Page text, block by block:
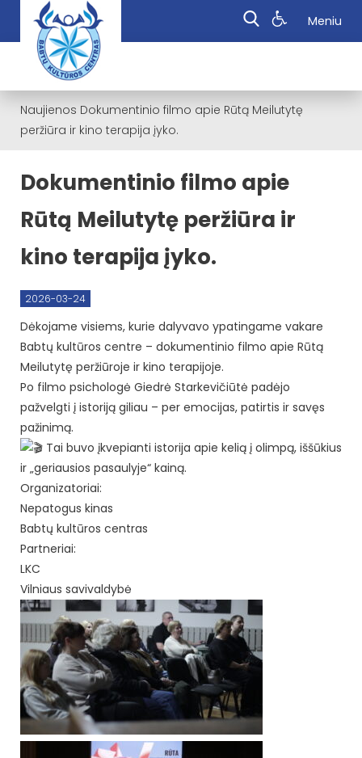
Meniu
Naujienos Dokumentinio filmo apie Rūtą Meilutytę
peržiūra ir kino terapija įyko.
Dokumentinio filmo apie
Rūtą Meilutytę peržiūra ir
kino terapija įyko.
2026-03-24
Dėkojame visiems, kurie dalyvavo ypatingame vakare
Babtų kultūros centre – dokumentinio filmo apie Rūtą
Meilutytę peržiūroje ir kino terapijoje.
Po filmo psichologė Giedrė Starkevičiūtė padėjo
pažvelgti į istoriją giliau – per emocijas, patirtis ir savęs
pažinimą.
Tai buvo įkvepianti istorija apie kelią į olimpą, iššūkius
ir „geriausios pasaulyje“ kainą.
Organizatoriai:
Nepatogus kinas
Babtų kultūros centras
Partneriai:
LKC
Vilniaus savivaldybė